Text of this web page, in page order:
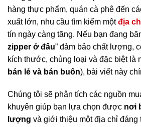
hàng thực phẩm, quán cà phê đến
xuất lớn, nhu cầu tìm kiếm mộtđịa
tín ngày càng tăng. Nếu bạn đang
zipper ở đâu” đảm bảo chất lượng,
kích thước, chủng loại và đặc biệt là
bán lẻ và bán buôn), bài viết này
Chúng tôi sẽ phân tích các nguồn
khuyên giúp bạn lựa chọn được nơi
lượng và giới thiệu một địa chỉ đáng